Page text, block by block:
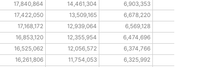
17,840,864 14,461,304 6,903,353
17,422,050 13,509,165 6,678,220
17,168,172 12,939,064 6,569,128
16,853,120 12,355,954 6,474,696
16,525,062 12,056,572 6,374,766
16,261,806 11,754,053 6,325,992